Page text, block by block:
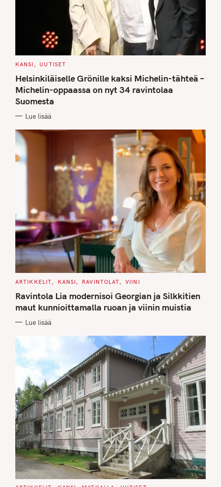
C
T
E
G
O
R
I
S
KANSI UUTISET
Helsinkiläiselle Grönille kaksi Michelin-tähteä –
Michelin-oppaassa on nyt 34 ravintolaa
Suomesta
Lue lisää
C
T
E
G
O
I
ARTIKKELIT KANSI RAVINTOLAT VIINI
Ravintola Lia modernisoi Georgian ja Silkkitien
maut kunnioittamalla ruoan ja viinin muistia
Lue lisää